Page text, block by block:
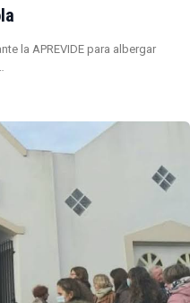
la APREVIDE para albergar